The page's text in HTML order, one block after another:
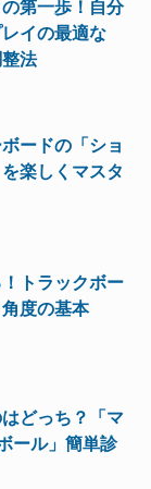
第一歩！自分
イの最適な
整法
ードの「ショ
楽しくマスタ
トラックボー
度の基本
どっち？「マ
ール」簡単診